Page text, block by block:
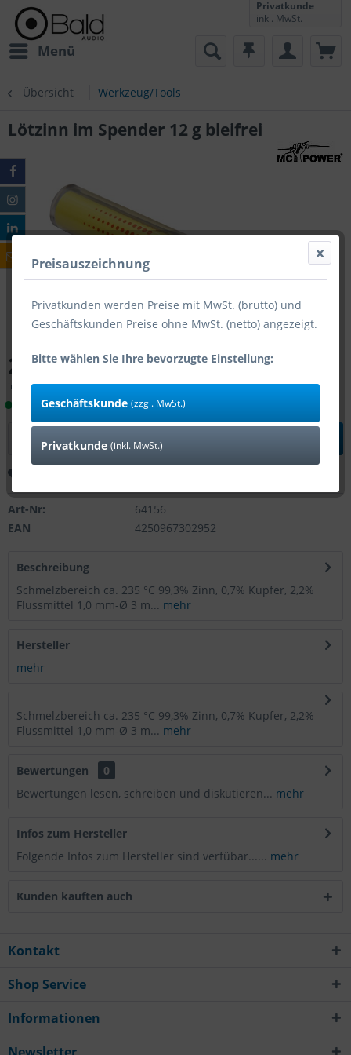
Menü
Privatkunde
inkl. MwSt.
Übersicht Werkzeug/Tools
Lötzinn im Spender 12 g bleifrei
2,43 € *
inkl. MwSt.zzgl. Versandkosten
Lieferzeit 1-4 Tage (Bestand: 11)
Art-Nr:
64156
EAN
4250967302952
Beschreibung
Schmelzbereich ca. 235 °C 99,3% Zinn, 0,7% Kupfer, 2,2%
Flussmittel 1,0 mm-Ø 3 m... mehr
Hersteller
mehr
Schmelzbereich ca. 235 °C 99,3% Zinn, 0,7% Kupfer, 2,2%
Flussmittel 1,0 mm-Ø 3 m... mehr
Bewertungen
0
Bewertungen lesen, schreiben und diskutieren... mehr
Infos zum Hersteller
Folgende Infos zum Hersteller sind verfübar...... mehr
Kunden kauften auch
Kontakt
Shop Service
Informationen
Preisauszeichnung
Privatkunden werden Preise mit MwSt. (brutto) und
Geschäftskunden Preise ohne MwSt. (netto) angezeigt.
Bitte wählen Sie Ihre bevorzugte Einstellung:
Geschäftskunde (zzgl. MwSt.)
Privatkunde (inkl. MwSt.)